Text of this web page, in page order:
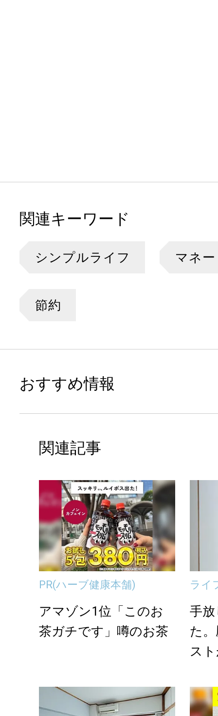
関連キーワード
シンプルライフ マネー
節約
おすすめ情報
関連記事
PR(ハーブ健康本舗)
アマゾン1位「このお
茶ガチです」噂のお茶
ライ
手
た
ス